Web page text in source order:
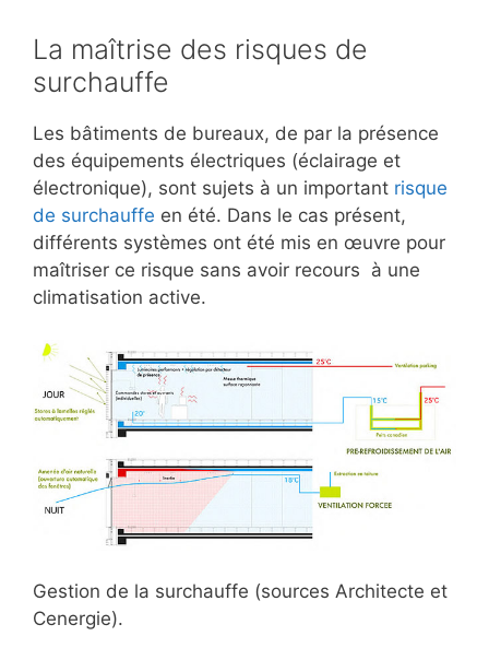
La maîtrise des risques de
surchauffe
Les bâtiments de bureaux, de par la présence
des équipements électriques (éclairage et
électronique), sont sujets à un important risque
de surchauffe en été. Dans le cas présent,
différents systèmes ont été mis en œuvre pour
maîtriser ce risque sans avoir recours à une
climatisation active.
Gestion de la surchauffe (sources Architecte et
Cenergie).